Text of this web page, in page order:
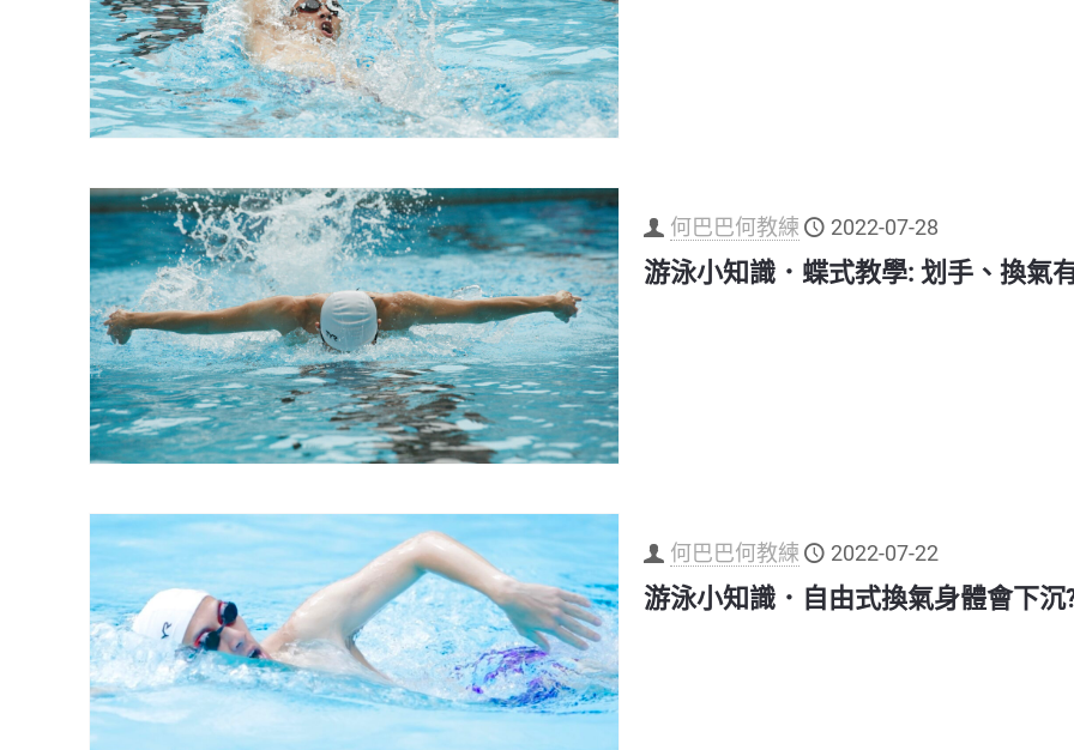
何巴巴何教練 2022-07-28
游泳小知識．蝶式教學: 划手、換氣
何巴巴何教練 2022-07-22
游泳小知識．自由式換氣身體會下沉